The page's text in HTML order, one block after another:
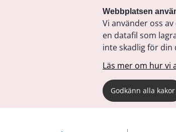
Webbplatsen
Vi använder oss
en datafil som
inte skadlig för din
Läs mer om hur vi
Godkänn alla kakor